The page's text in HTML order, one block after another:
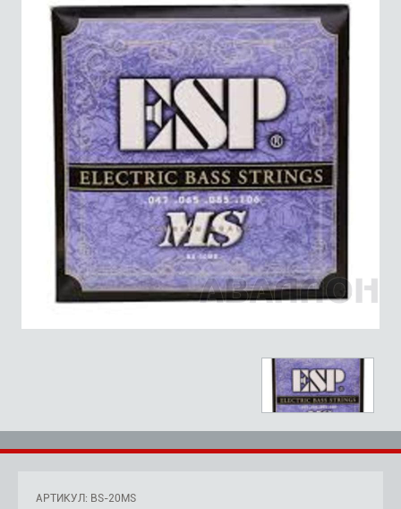
АРТИКУЛ: BS-20MS